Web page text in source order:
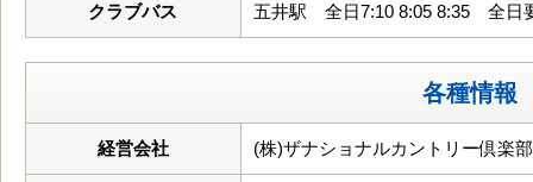
クラブバス 五井駅 全日7:10 8:05 8:35 全日
各種情報
経営会社 (株)ザナショナルカントリー倶楽部